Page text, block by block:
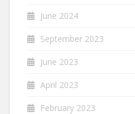
June 2024
September 2023
June 2023
April 2023
February 2023